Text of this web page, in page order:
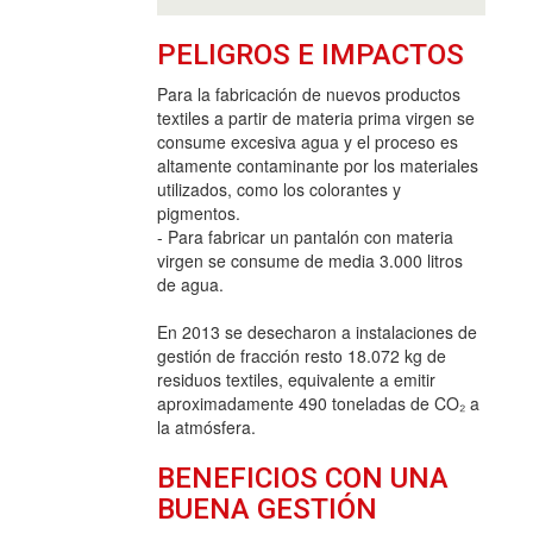
PELIGROS E IMPACTOS
Para la fabricación de nuevos productos
textiles a partir de materia prima virgen se
consume excesiva agua y el proceso es
altamente contaminante por los materiales
utilizados, como los colorantes y
pigmentos.
- Para fabricar un pantalón con materia
virgen se consume de media 3.000 litros
de agua.
En 2013 se desecharon a instalaciones de
gestión de fracción resto 18.072 kg de
residuos textiles, equivalente a emitir
aproximadamente 490 toneladas de CO₂ a
la atmósfera.
BENEFICIOS CON UNA
BUENA GESTIÓN